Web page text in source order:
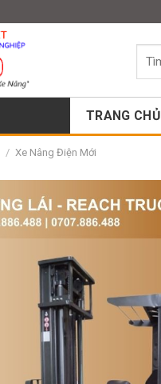
Tìm
TRANG CHỦ
/ Xe Nâng Điện Mới